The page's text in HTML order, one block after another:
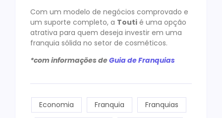
Com um modelo de negócios comprovado e
um suporte completo, a Touti é uma opção
atrativa para quem deseja investir em uma
franquia sólida no setor de cosméticos.
*com informações deGuia de Franquias
Economia Franquia Franquias